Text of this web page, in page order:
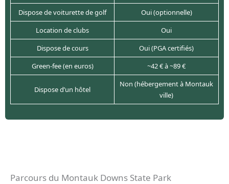
Dispose de voiturette de golf
Oui (optionnelle)
Location de clubs
Oui
Dispose de cours
Oui (PGA certifiés)
Green-fee (en euros)
~42 € à ~89 €
Dispose d’un hôtel
Non (hébergement à Montauk
ville)
Parcours du Montauk Downs State Park